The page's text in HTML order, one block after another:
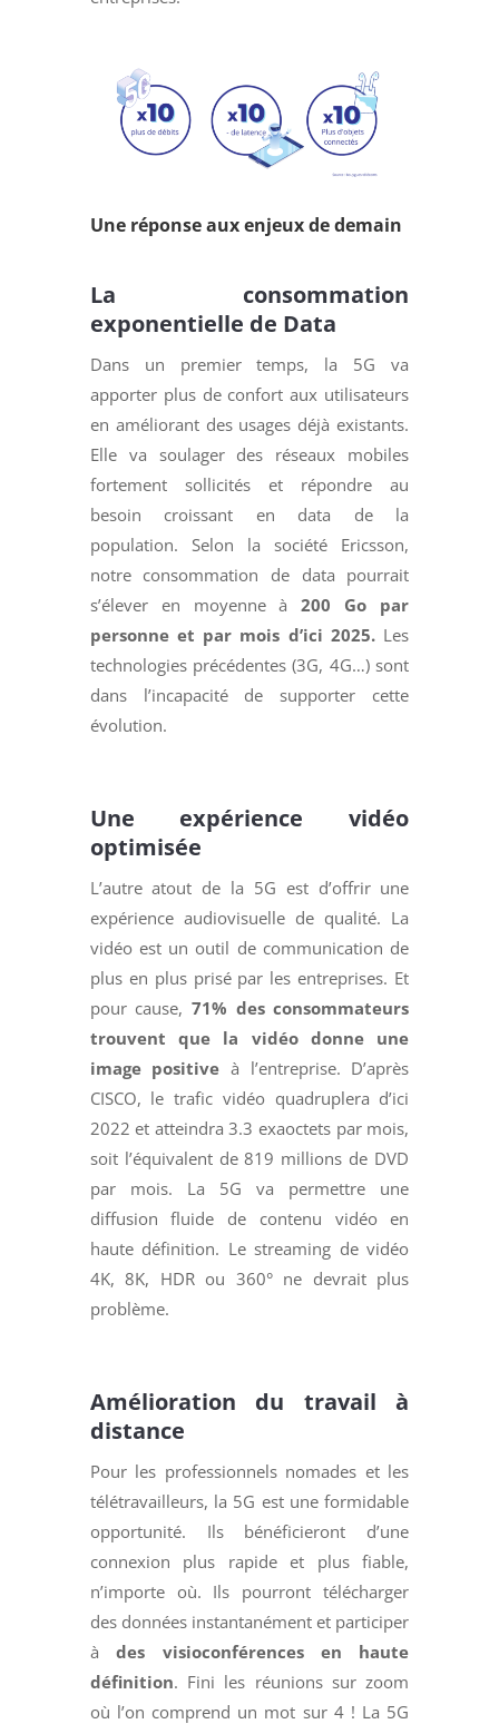
Une réponse aux enjeux de demain
La consommation
exponentielle de Data
Dans un premier temps, la 5G va
apporter plus de confort aux utilisateurs
en améliorant des usages déjà existants.
Elle va soulager des réseaux mobiles
fortement sollicités et répondre au
besoin croissant en data de la
population. Selon la société Ericsson,
notre consommation de data pourrait
s’élever en moyenne à200 Go par
personne et par mois d’ici 2025. Les
technologies précédentes (3G, 4G…) sont
dans l’incapacité de supporter cette
évolution.
Une expérience vidéo
optimisée
L’autre atout de la 5G est d’offrir une
expérience audiovisuelle de qualité. La
vidéo est un outil de communication de
plus en plus prisé par les entreprises. Et
pour cause, 71% des consommateurs
trouvent que la vidéo donne une
image positive à l’entreprise. D’après
CISCO, le trafic vidéo quadruplera d’ici
2022 et atteindra 3.3 exaoctets par mois,
soit l’équivalent de 819 millions de DVD
par mois. La 5G va permettre une
diffusion fluide de contenu vidéo en
haute définition. Le streaming de vidéo
4K, 8K, HDR ou 360° ne devrait plus
problème.
Amélioration du travail à
distance
Pour les professionnels nomades et les
télétravailleurs, la 5G est une formidable
opportunité. Ils bénéficieront d’une
connexion plus rapide et plus fiable,
n’importe où. Ils pourront télécharger
des données instantanément et participer
àdes visioconférences en haute
définition. Fini les réunions sur zoom
où l’on comprend un mot sur 4 ! La 5G